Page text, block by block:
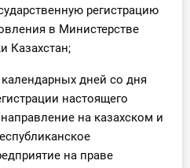
регистрацию
в Министерстве
Казахстан;
дней со дня
настоящего
на казахском и
на праве